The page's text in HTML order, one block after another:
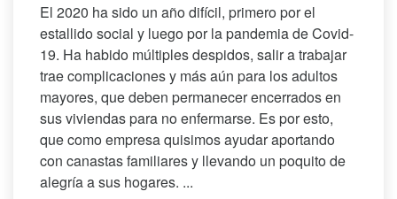
El 2020 ha sido un año difícil, primero por el
estallido social y luego por la pandemia de Covid-
19. Ha habido múltiples despidos, salir a trabajar
trae complicaciones y más aún para los adultos
mayores, que deben permanecer encerrados en
sus viviendas para no enfermarse. Es por esto,
que como empresa quisimos ayudar aportando
con canastas familiares y llevando un poquito de
alegría a sus hogares. ...